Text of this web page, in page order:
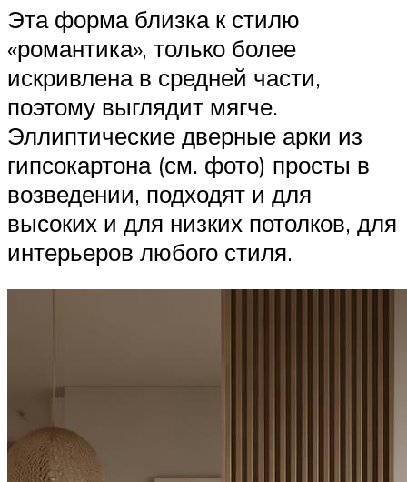
Эта форма близка к стилю
«романтика», только более
искривлена в средней части,
поэтому выглядит мягче.
Эллиптические дверные арки из
гипсокартона (см. фото) просты в
возведении, подходят и для
высоких и для низких потолков, для
интерьеров любого стиля.